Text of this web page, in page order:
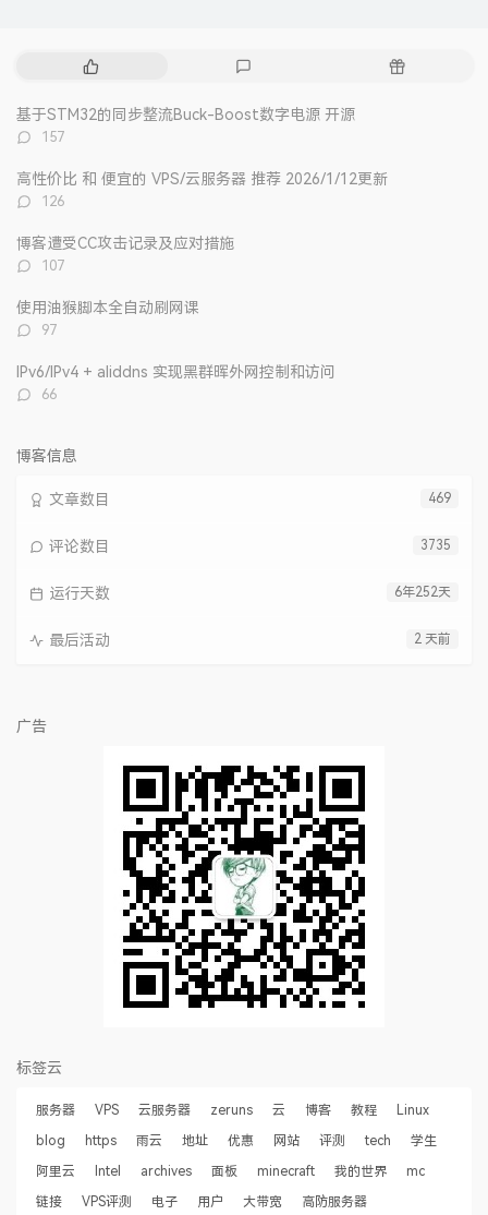
热
文
评
随
基于STM32的同步整流Buck-Boost数字电源 开源
评
数：
157
高性价比 和 便宜的 VPS/云服务器 推荐 2026/1/12更新
评
数：
126
博客遭受CC攻击记录及应对措施
评
数：
107
使用油猴脚本全自动刷网课
评
数：
97
IPv6/IPv4 + aliddns 实现黑群晖外网控制和访问
评
66
博客信息
469
文章数目
3735
评论数目
6年252天
运行天数
2 天前
最后活动
广告
标签云
服务器 VPS 云服务器 zeruns 云 博客 教程
Linux
blog
https 雨云 地址 优惠 网站 评测 tech
学生
阿里云
Intel archives 面板 minecraft 我的世界
mc
链接
VPS评测 电子 用户 大带宽 高防服务器